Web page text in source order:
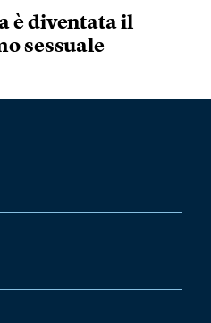
è diventata il
sessuale